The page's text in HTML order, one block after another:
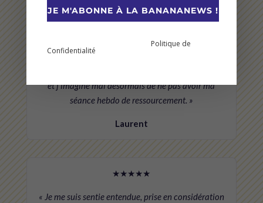
« Très belle découverte du yoga cette année avec
et j’imagine mal désormais de ne pas avoir ma
séance hebdo de ressourcement. »
Laurent
★★★★★
« Je me suis sentie entendue, prise en considération
JE M'ABONNE À LA BANANANEWS !
Politique de
Confidentialité